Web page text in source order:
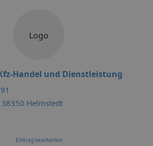
Logo
Handel und Dienstleistung
38350 Helmstedt
Eintrag bearbeiten